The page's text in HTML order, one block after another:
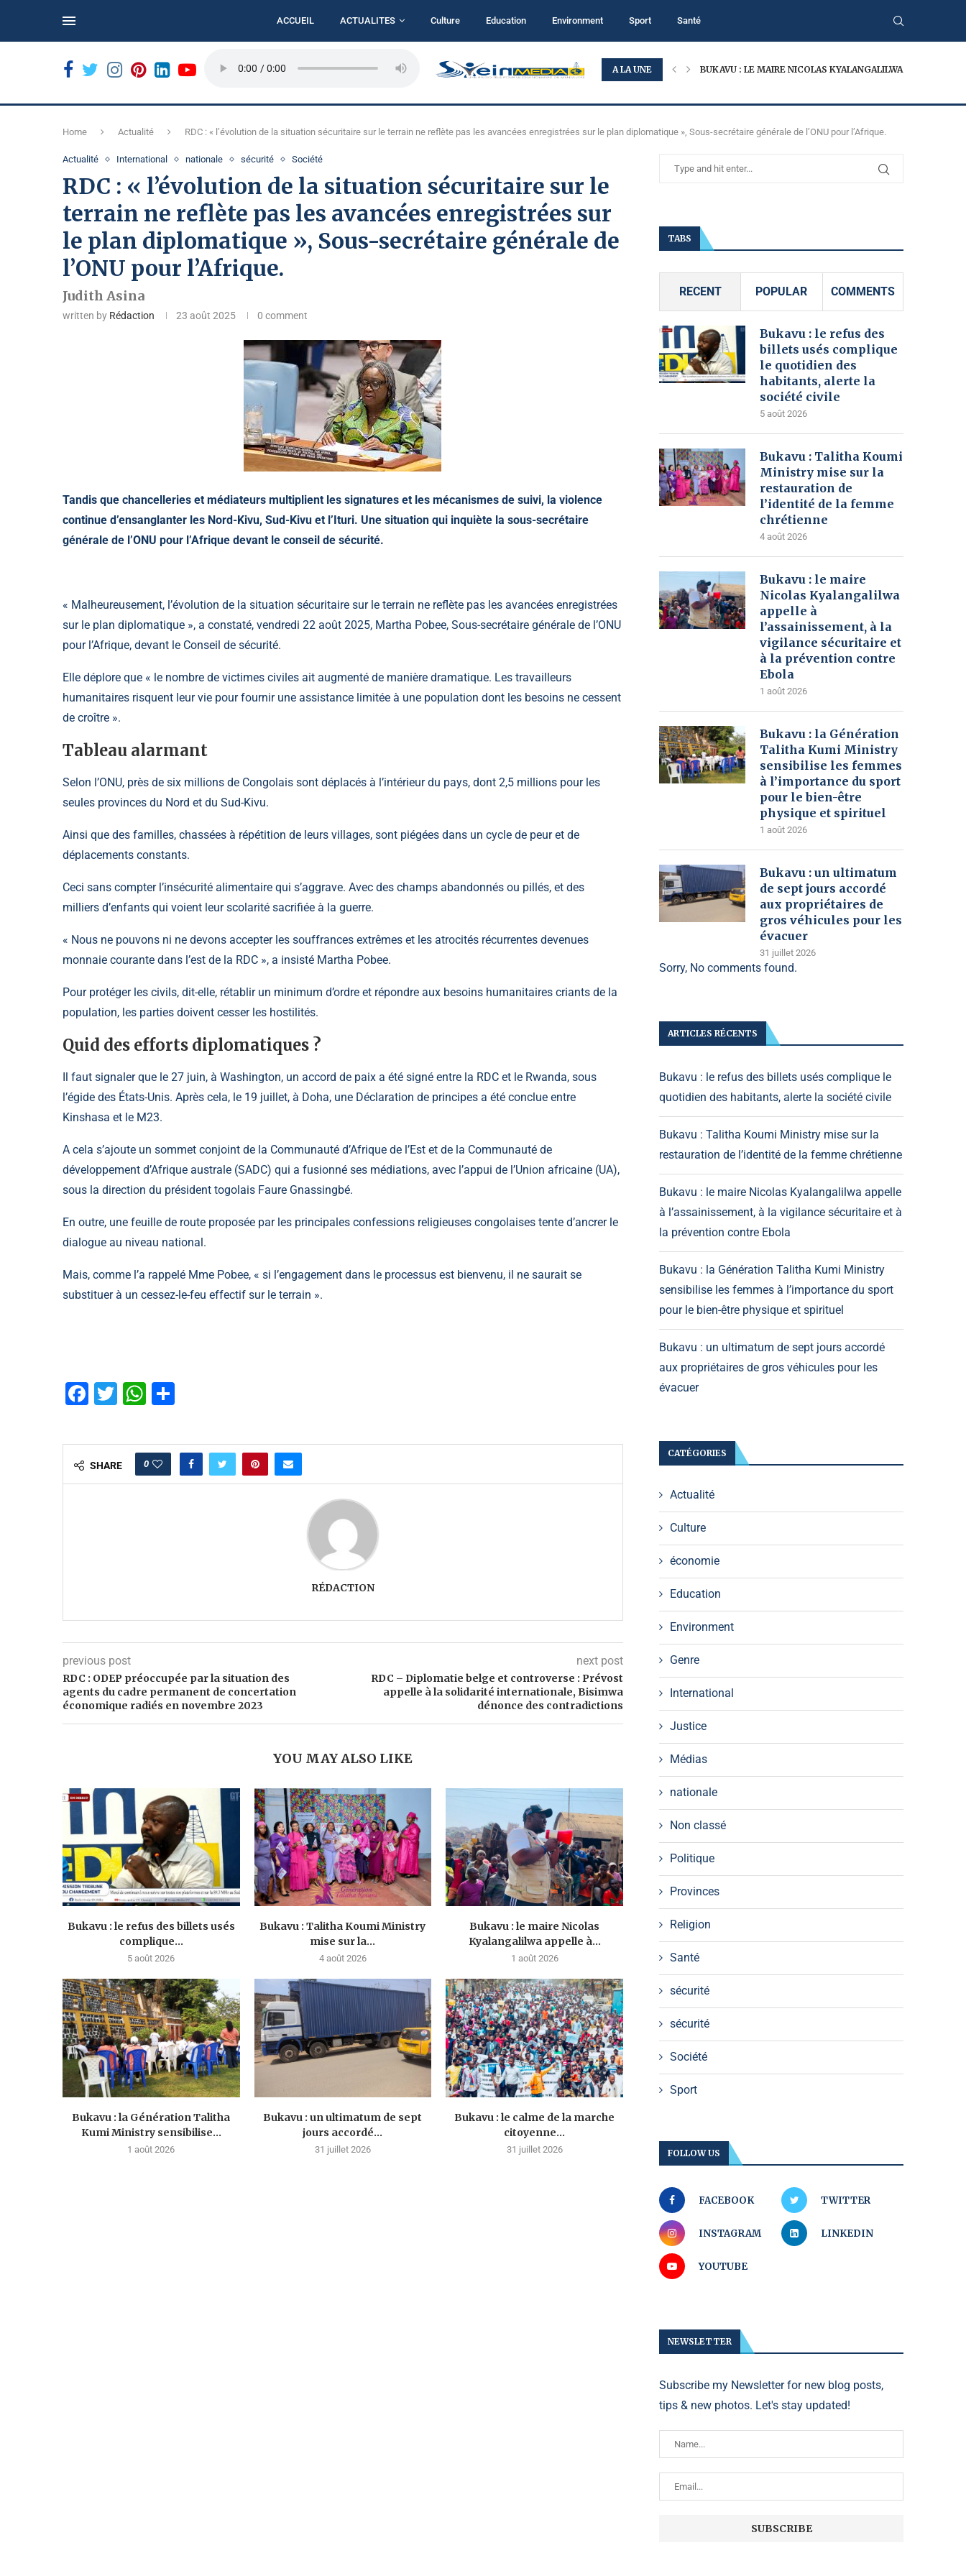
ACCUEIL ACTUALITES Culture Education Environment Sport Santé
A LA UNE
BUKAVU : LE REFUS DES BILLETS USÉS COMPLIQUE... BUKAVU : TALITHA KOUMI MINISTRY MISE SUR LA... BUKAVU : LE MAIRE NICOLAS KYALANGALILWA APPELLE À...
Home Actualité RDC : « l’évolution de la situation sécuritaire sur le terrain ne reflète pas les avancées enregistrées sur le plan diplomatique », Sous-secrétaire générale de l’ONU pour l’Afrique.
Actualité International nationale sécurité Société
RDC : « l’évolution de la situation sécuritaire sur le
terrain ne reflète pas les avancées enregistrées sur
le plan diplomatique », Sous-secrétaire générale de
l’ONU pour l’Afrique.
Judith Asina
written by Rédaction 23 août 2025 0 comment
Tandis que chancelleries et médiateurs multiplient les signatures et les mécanismes de suivi, la violence
continue d’ensanglanter les Nord-Kivu, Sud-Kivu et l’Ituri. Une situation qui inquiète la sous-secrétaire
générale de l’ONU pour l’Afrique devant le conseil de sécurité.
« Malheureusement, l’évolution de la situation sécuritaire sur le terrain ne reflète pas les avancées enregistrées
sur le plan diplomatique », a constaté, vendredi 22 août 2025, Martha Pobee, Sous-secrétaire générale de l’ONU
pour l’Afrique, devant le Conseil de sécurité.
Elle déplore que « le nombre de victimes civiles ait augmenté de manière dramatique. Les travailleurs
humanitaires risquent leur vie pour fournir une assistance limitée à une population dont les besoins ne cessent
de croître ».
Tableau alarmant
Selon l’ONU, près de six millions de Congolais sont déplacés à l’intérieur du pays, dont 2,5 millions pour les
seules provinces du Nord et du Sud-Kivu.
Ainsi que des familles, chassées à répétition de leurs villages, sont piégées dans un cycle de peur et de
déplacements constants.
Ceci sans compter l’insécurité alimentaire qui s’aggrave. Avec des champs abandonnés ou pillés, et des
milliers d’enfants qui voient leur scolarité sacrifiée à la guerre.
« Nous ne pouvons ni ne devons accepter les souffrances extrêmes et les atrocités récurrentes devenues
monnaie courante dans l’est de la RDC », a insisté Martha Pobee.
Pour protéger les civils, dit-elle, rétablir un minimum d’ordre et répondre aux besoins humanitaires criants de la
population, les parties doivent cesser les hostilités.
Quid des efforts diplomatiques ?
Il faut signaler que le 27 juin, à Washington, un accord de paix a été signé entre la RDC et le Rwanda, sous
l’égide des États-Unis. Après cela, le 19 juillet, à Doha, une Déclaration de principes a été conclue entre
Kinshasa et le M23.
A cela s’ajoute un sommet conjoint de la Communauté d’Afrique de l’Est et de la Communauté de
développement d’Afrique australe (SADC) qui a fusionné ses médiations, avec l’appui de l’Union africaine (UA),
sous la direction du président togolais Faure Gnassingbé.
En outre, une feuille de route proposée par les principales confessions religieuses congolaises tente d’ancrer le
dialogue au niveau national.
Mais, comme l’a rappelé Mme Pobee, « si l’engagement dans le processus est bienvenu, il ne saurait se
substituer à un cessez-le-feu effectif sur le terrain ».
Facebook
TwitterWhatsApp
SHARE 0
RÉDACTION
previous post
RDC : ODEP préoccupée par la situation des
agents du cadre permanent de concertation
économique radiés en novembre 2023
next post
RDC – Diplomatie belge et controverse : Prévost
appelle à la solidarité internationale, Bisimwa
dénonce des contradictions
YOU MAY ALSO LIKE
Bukavu : le refus des billets usés
complique...
5 août 2026
Bukavu : Talitha Koumi Ministry
mise sur la...
4 août 2026
Bukavu : le maire Nicolas
Kyalangalilwa appelle à...
1 août 2026
Bukavu : la Génération Talitha
Kumi Ministry sensibilise...
1 août 2026
Bukavu : un ultimatum de sept
jours accordé...
31 juillet 2026
Bukavu : le calme de la marche
citoyenne...
31 juillet 2026
TABS
RECENT POPULAR COMMENTS
Bukavu : le refus des
billets usés complique
le quotidien des
habitants, alerte la
société civile
5 août 2026
Bukavu : Talitha Koumi
Ministry mise sur la
restauration de
l’identité de la femme
chrétienne
4 août 2026
Bukavu : le maire
Nicolas Kyalangalilwa
appelle à
l’assainissement, à la
vigilance sécuritaire et
à la prévention contre
Ebola
1 août 2026
Bukavu : la Génération
Talitha Kumi Ministry
sensibilise les femmes
à l’importance du sport
pour le bien-être
physique et spirituel
1 août 2026
Bukavu : un ultimatum
de sept jours accordé
aux propriétaires de
gros véhicules pour les
évacuer
31 juillet 2026
Sorry, No comments found.
ARTICLES RÉCENTS
Bukavu : le refus des billets usés complique le
quotidien des habitants, alerte la société civile
Bukavu : Talitha Koumi Ministry mise sur la
restauration de l’identité de la femme chrétienne
Bukavu : le maire Nicolas Kyalangalilwa appelle
à l’assainissement, à la vigilance sécuritaire et à
la prévention contre Ebola
Bukavu : la Génération Talitha Kumi Ministry
sensibilise les femmes à l’importance du sport
pour le bien-être physique et spirituel
Bukavu : un ultimatum de sept jours accordé
aux propriétaires de gros véhicules pour les
évacuer
CATÉGORIES
Actualité
Culture
économie
Education
Environment
Genre
International
Justice
Médias
nationale
Non classé
Politique
Provinces
Religion
Santé
sécurité
sécurité
Société
Sport
FOLLOW US
FACEBOOK TWITTER
INSTAGRAM LINKEDIN
YOUTUBE
NEWSLETTER
Subscribe my Newsletter for new blog posts,
tips & new photos. Let's stay updated!